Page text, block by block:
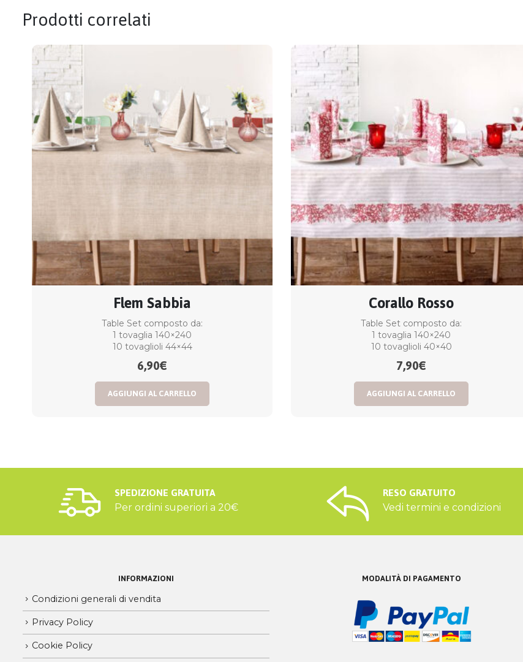
Prodotti correlati
Flem Sabbia
Table Set composto da:
1 tovaglia 140×240
10 tovaglioli 44×44
6,90€
AGGIUNGI AL CARRELLO
Corallo Rosso
Table Set composto da:
1 tovaglia 140×240
10 tovaglioli 40×40
7,90€
AGGIUNGI AL CARRELLO
SPEDIZIONE GRATUITA
Per ordini superiori a 20€
RESO GRATUITO
Vedi termini e condizioni
INFORMAZIONI
Condizioni generali di vendita
Privacy Policy
Cookie Policy
MODALITÀ DI PAGAMENTO